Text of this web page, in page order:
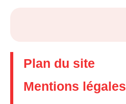
Plan du site
Mentions légales